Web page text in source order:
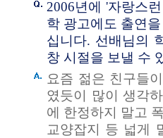
2006년에 '자랑스
학 광고에도 출연
십니다. 선배님의
창 시절을 보낼 수
요즘 젊은 친구들
였듯이 많이 생각
에 한정하지 말고
교양잡지 등 넓게